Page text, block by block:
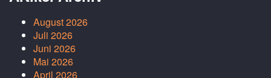
August 2026
Juli 2026
Juni 2026
Mai 2026
April 2026